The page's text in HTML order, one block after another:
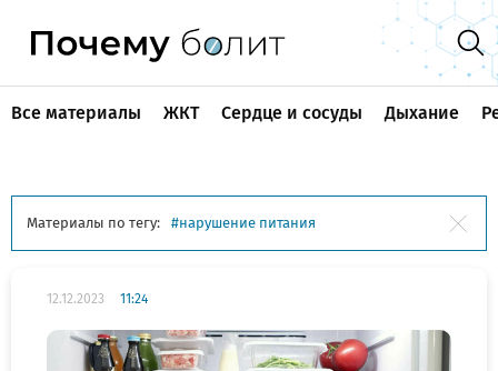
Все материалы ЖКТ Сердце и сосуды Дыхание
Материалы по тегу: нарушение питания
12.12.2023 11:24